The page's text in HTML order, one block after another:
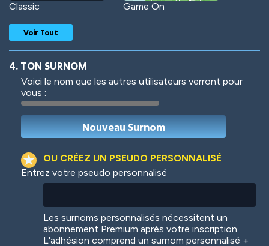
Classic Game On
Woof
Colorful
Voir Tout
4. TON SURNOM
Voici le nom que les autres utilisateurs verront pour
vous :
OU CRÉEZ UN PSEUDO PERSONNALISÉ
Entrez votre pseudo personnalisé
Les surnoms personnalisés nécessitent un
abonnement Premium après votre inscription.
L'adhésion comprend un surnom personnalisé +